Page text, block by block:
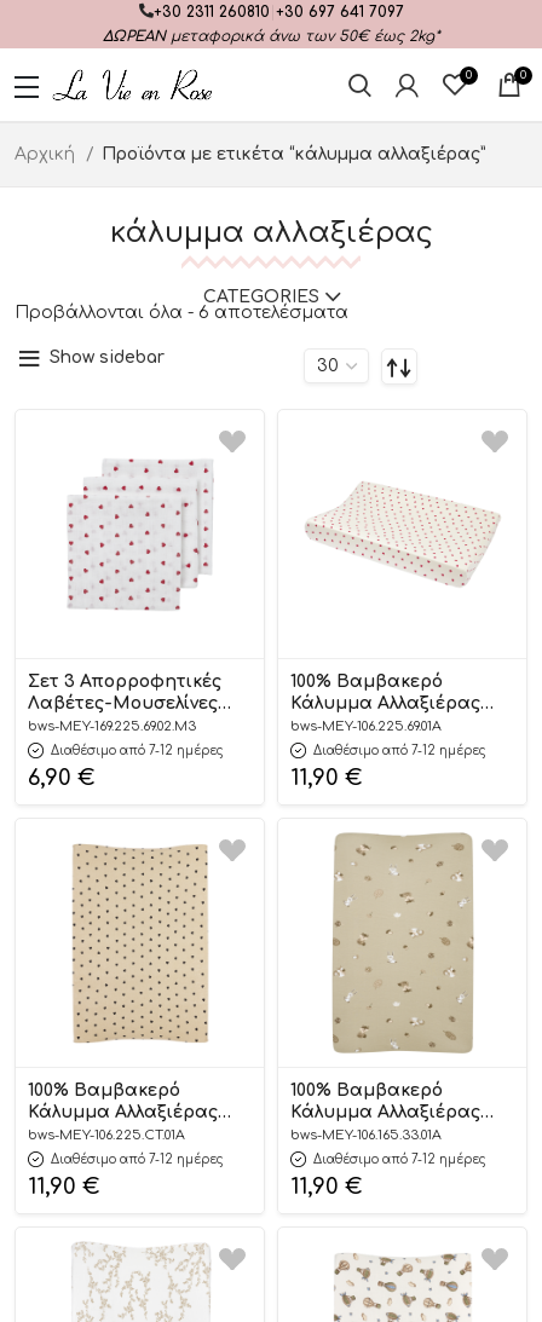
+30 2311 260810 +30 697 641 7097
ΔΩΡΕΑΝμεταφορικά άνω των 50€ έως 2kg*
0 0
Αρχική Προϊόντα με ετικέτα “κάλυμμα αλλαξιέρας”
κάλυμμα αλλαξιέρας
CATEGORIES
Προβάλλονται όλα - 6 αποτελέσματα
Show sidebar
Σετ 3 Απορροφητικές
Λαβέτες-Μουσελίνες
Sweet Heart – (30x30cm) –
Meyco
bws-MEY-169.225.69.02.M3
Διαθέσιμο από 7-12 ημέρες
6,90 €
100% Βαμβακερό
Κάλυμμα Αλλαξιέρας
Sweet Hearts (50x70cm) –
Meyco
bws-MEY-106.225.69.01A
Διαθέσιμο από 7-12 ημέρες
11,90 €
100% Βαμβακερό
Κάλυμμα Αλλαξιέρας
Sweet Heart Soft
Sand/Black (50x70cm) –
Meyco
bws-MEY-106.225.CT.01A
Διαθέσιμο από 7-12 ημέρες
11,90 €
100% Βαμβακερό
Κάλυμμα Αλλαξιέρας
Forest Animals Sand
(50x70cm) – Meyco
bws-MEY-106.165.33.01A
Διαθέσιμο από 7-12 ημέρες
11,90 €